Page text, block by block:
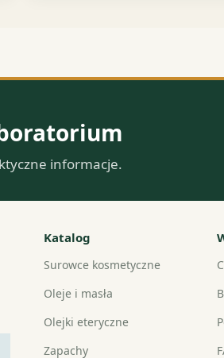
informacje.
Katalog
Surowce kosmetyczne
Oleje i masła
Olejki eteryczne
Zapachy